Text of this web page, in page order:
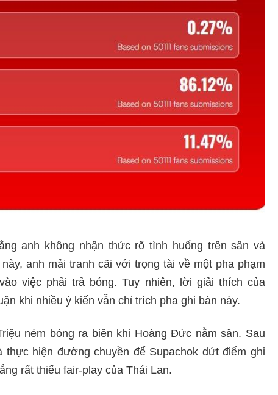
anh không nhận thức rõ tình huống trên sân và
anh mải tranh cãi với trọng tài về một pha phạm
việc phải trả bóng. Tuy nhiên, lời giải thích của
khi nhiều ý kiến vẫn chỉ trích pha ghi bàn này.
ném bóng ra biên khi Hoàng Đức nằm sân. Sau
thực hiện đường chuyền để Supachok dứt điểm ghi
rất thiếu fair-play của Thái Lan.